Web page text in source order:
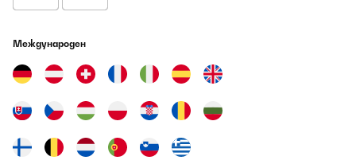
Международен